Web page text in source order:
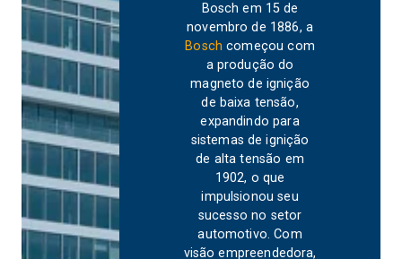
Bosch em 15 de
novembro de 1886, a
Bosch começou com
a produção do
magneto de ignição
de baixa tensão,
expandindo para
sistemas de ignição
de alta tensão em
1902, o que
impulsionou seu
sucesso no setor
automotivo. Com
visão empreendedora,